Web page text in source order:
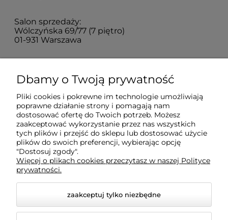
Salon sprzedaży:
Wólczyńska 69/77 (7 piętro)
01-931 Warszawa
O nas
Informacje
Pomoc
Dbamy o Twoją prywatność
Pliki cookies i pokrewne im technologie umożliwiają
poprawne działanie strony i pomagają nam
dostosować ofertę do Twoich potrzeb. Możesz
zaakceptować wykorzystanie przez nas wszystkich
tych plików i przejść do sklepu lub dostosować użycie
plików do swoich preferencji, wybierając opcję
"Dostosuj zgody".
Więcej o plikach cookies przeczytasz w naszej Polityce
prywatności.
zaakceptuj tylko niezbędne